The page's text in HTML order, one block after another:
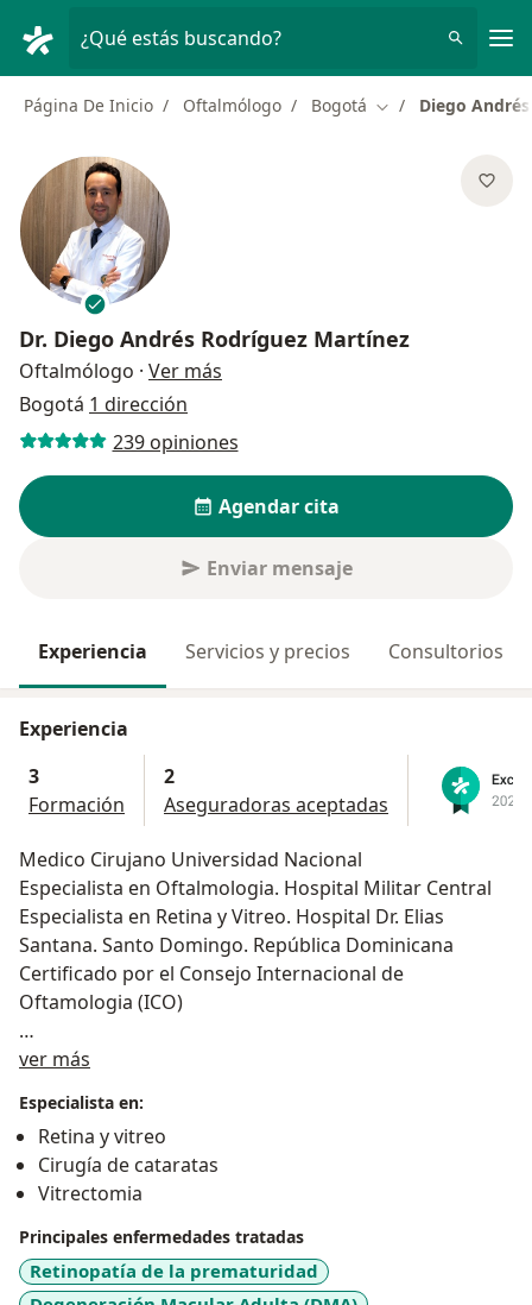
¿Qué estás buscando?
Página De Inicio Oftalmólogo Bogotá Cambiar de ciudad
Diego
Dr. Diego Andrés Rodríguez Martínez
Oftalmólogo · Ver más
Bogotá 1 dirección
239 opiniones
Agendar cita
Enviar mensaje
Experiencia Servicios y precios Consultorios
Experiencia
3
Formación
2
Aseguradoras aceptadas
Medico Cirujano Universidad Nacional
Especialista en Oftalmologia. Hospital Militar Central
Especialista en Retina y Vitreo. Hospital Dr. Elias
Santana. Santo Domingo. República Dominicana
Certificado por el Consejo Internacional de
Oftamologia (ICO)
Experiencia en cirugía de cataratas y enfermedades
Experiencia quirurgica en desprendimiento de retina,
agujeros maculares, membrana epiretiniana,
retinopatia diabetica, retinopatia del prematuro, entre
otros.
Experiencia en manejo primario y diferido de
traumatismos oculares
Experiencia como docente adscrito Fundación
ver más
Especialista en:
Retina y vitreo
Cirugía de cataratas
Vitrectomia
Principales enfermedades tratadas
Retinopatía de la prematuridad